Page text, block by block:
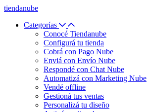
tiendanube
Categorías
Conocé Tiendanube
Configurá tu tienda
Cobrá con Pago Nube
Enviá con Envío Nube
Respondé con Chat Nube
Automatizá con Marketing Nube
Vendé offline
Gestioná tus ventas
Personalizá tu diseño